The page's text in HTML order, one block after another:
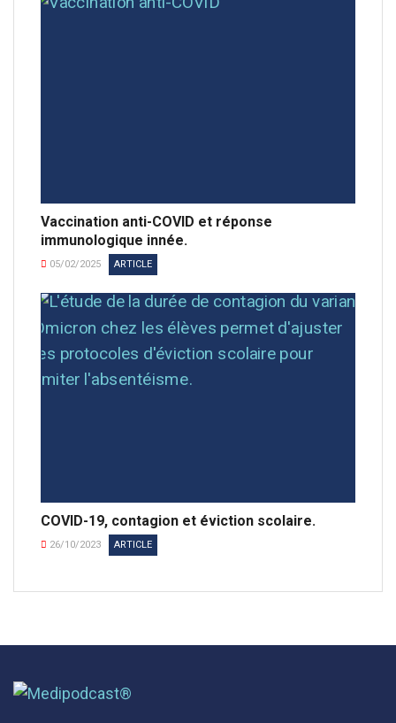
Vaccination anti-COVID et réponse
immunologique innée.
05/02/2025 ARTICLE
COVID-19, contagion et éviction scolaire.
26/10/2023 ARTICLE